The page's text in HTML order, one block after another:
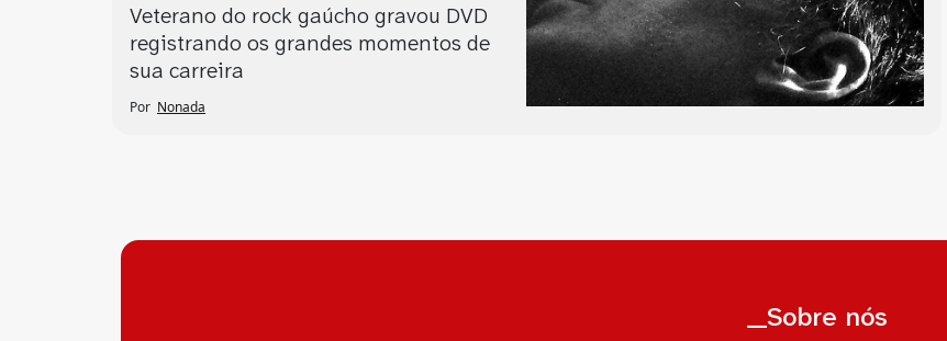
Veterano do rock gaúcho gravou DVD
registrando os grandes momentos de
sua carreira
Por Nonada
__Sobre nós